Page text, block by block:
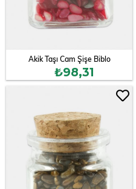
Akik Taşı Cam Şişe Biblo
₺98,31